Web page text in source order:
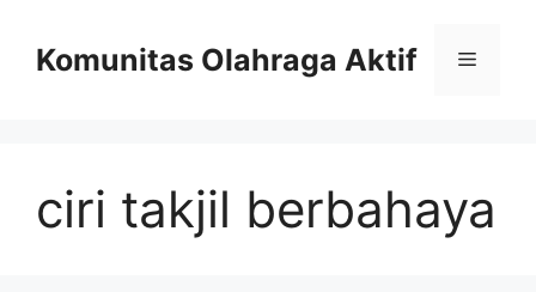
contentKomunitas Olahraga Aktif Menu
ciri takjil berbahaya